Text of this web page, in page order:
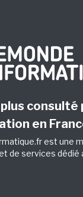
consulté
en
est une
de services dédié